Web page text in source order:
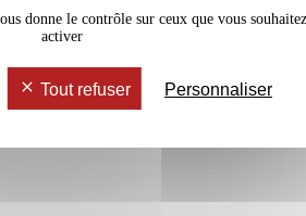
donne le contrôle sur ceux que vous
activer
Tout refuser Personnaliser